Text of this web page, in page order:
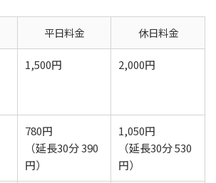
平日料金 休日料金
1,500円 2,000円
780円
（延長30分 390
円）
1,050円
（延長30分 530
円）